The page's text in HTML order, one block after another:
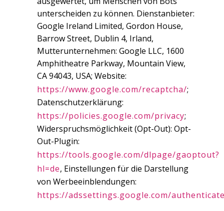
unterscheiden zu können. Dienstanbieter:
Google Ireland Limited, Gordon House,
Barrow Street, Dublin 4, Irland,
Mutterunternehmen: Google LLC, 1600
Amphitheatre Parkway, Mountain View,
CA 94043, USA; Website:
https://www.google.com/recaptcha/;
Datenschutzerklärung:
https://policies.google.com/privacy;
Widerspruchsmöglichkeit (Opt-Out): Opt-
Out-Plugin:
https://tools.google.com/dlpage/gaoptout?
hl=de, Einstellungen für die Darstellung
von Werbeeinblendungen:
https://adssettings.google.com/